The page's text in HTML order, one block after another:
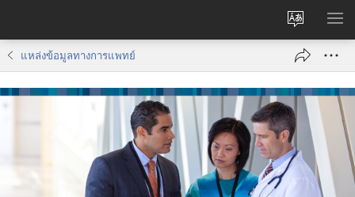
เปลี่ยน
ภาษา
แส
แหล่ง​ข้อมูล​ทาง​การ​แพทย์